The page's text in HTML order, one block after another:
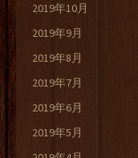
2019年10月
2019年9月
2019年8月
2019年7月
2019年6月
2019年5月